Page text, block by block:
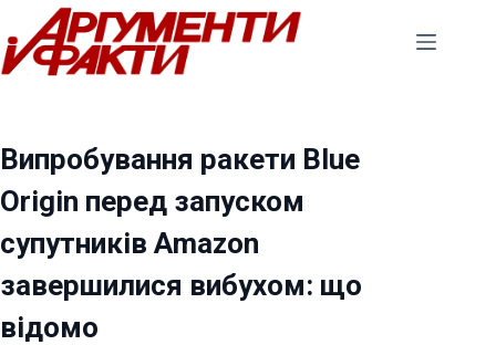
Перейти
до
вмісту
Випробування ракети Blue
Origin перед запуском
супутників Amazon
завершилися вибухом: що
відомо